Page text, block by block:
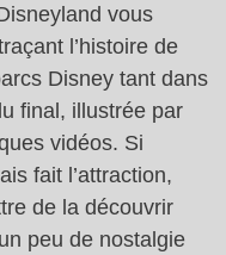
vous
l’histoire de
Disney tant dans
final, illustrée par
vidéos. Si
fait l’attraction,
de la découvrir
peu de nostalgie